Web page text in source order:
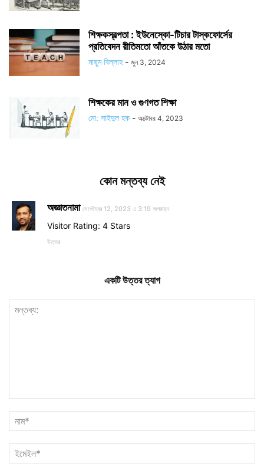
শিক্ষকস্বল্পতা : ইউনেস্কো-টিচার টাস্কফোর্সের
প্রতিবেদন রীতিমতো আঁতকে উঠার মতো
মাছুম বিল্লাহ - জুন 3, 2024
শিক্ষকের মান ও গুণগত শিক্ষা
মো: সাইদুল হক - অক্টোবর 4, 2023
কোন মন্তব্য নেই
অজ্ঞাতনামা সেপ্টেম্বর 12, 2023 এ 3:19 অপরাহ্ন
Visitor Rating: 4 Stars
উত্তর
একটি উত্তর ত্যাগ